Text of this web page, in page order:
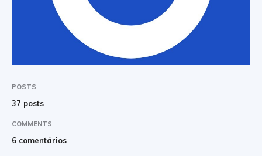
POSTS
37 posts
COMMENTS
6 comentários